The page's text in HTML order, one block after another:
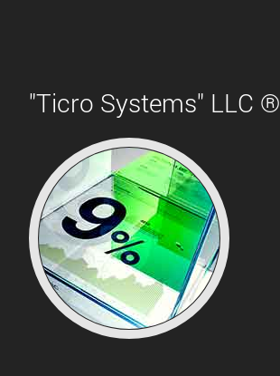
"Ticro Systems" LLC ®